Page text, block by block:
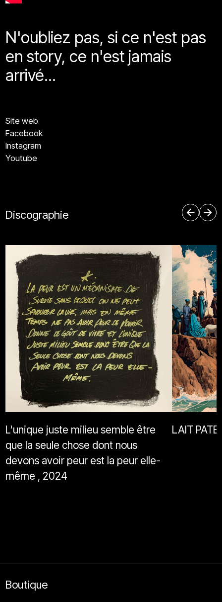
N'oubliez pas, si ce n'est pas
en story, ce n'est jamais
arrivé...
Site web
Facebook
Instagram
Youtube
Discographie
L'unique juste milieu semble être
que la seule chose dont nous
devons avoir peur est la peur elle-
même , 2024
LAIT
Boutique